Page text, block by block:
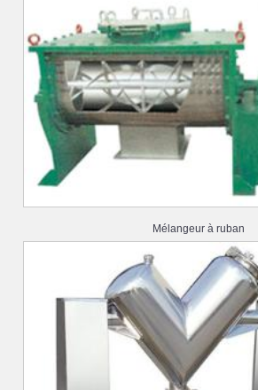
Mélangeur à ruban